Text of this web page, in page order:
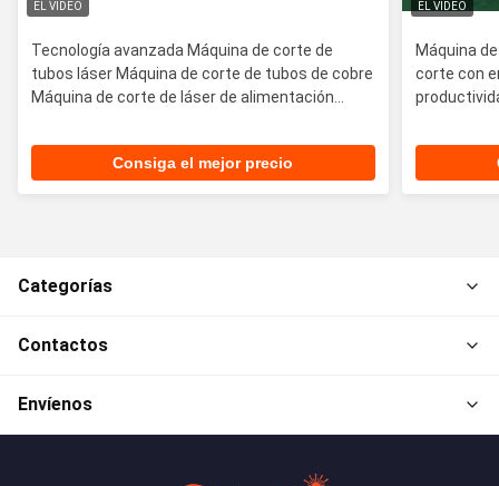
EL VIDEO
Tecnología avanzada Máquina de corte de
tubos láser Máquina de corte de tubos de cobre
Máquina de corte de láser de alimentación
Consiga el mejor precio
EL VIDEO
Máquina
corte con
Categorías
Contactos
Envíenos